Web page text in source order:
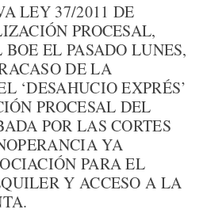
LEY 37/2011 DE
PROCESAL,
EL PASADO LUNES,
DE LA
‘DESAHUCIO EXPRÉS’
PROCESAL DEL
POR LAS CORTES
YA
PARA EL
Y ACCESO A LA